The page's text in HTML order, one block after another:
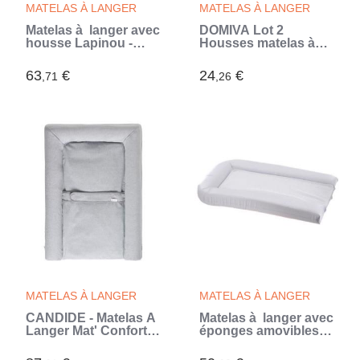
MATELAS À LANGER
Matelas à langer avec
housse Lapinou -
63,71 €
MATELAS À LANGER
DOMIVA Lot 2
Housses matelas à
Oeko-Tex® -
Aqua/Perle - 50 x 75
24,26 €
MATELAS À LANGER
CANDIDE - Matelas À
Langer Mat' Confort,
Facile à Nétoyer,
MATELAS À LANGER
Matelas à langer avec
éponges amovibles -